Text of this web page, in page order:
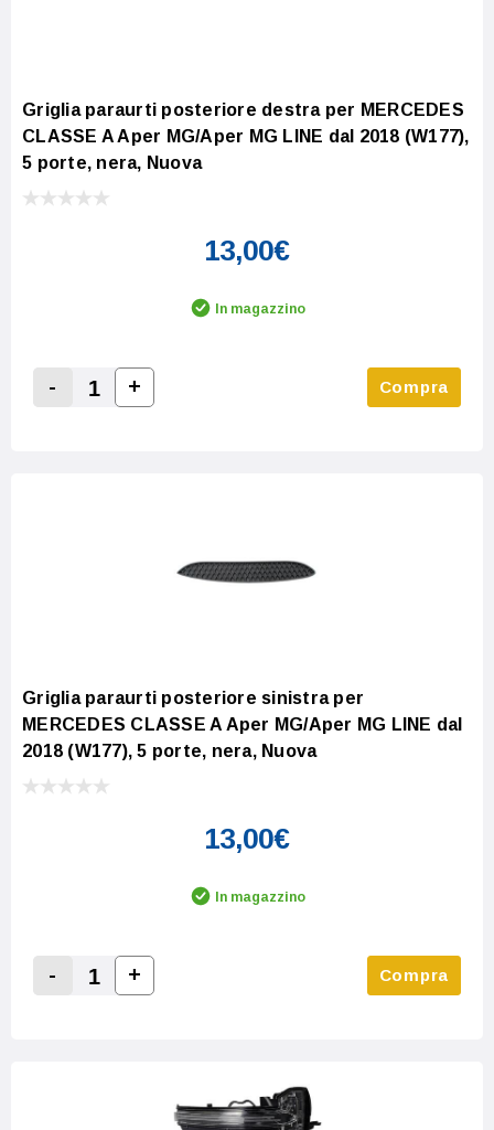
Griglia paraurti posteriore destra per MERCEDES
CLASSE A Aper MG/Aper MG LINE dal 2018 (W177),
5 porte, nera, Nuova
13,00€
In magazzino
Decrease Quantity:
-
Increase Quantity:
+ Compra
Griglia paraurti posteriore sinistra per
MERCEDES CLASSE A Aper MG/Aper MG LINE dal
2018 (W177), 5 porte, nera, Nuova
13,00€
In magazzino
Decrease Quantity:
-
Increase Quantity:
+ Compra